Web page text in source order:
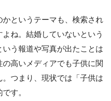
というテーマも、検索され
ね。結婚していないという
う報道や写真が出たことは
高いメディアでも子供に関
つまり、現状では「子供は
す。